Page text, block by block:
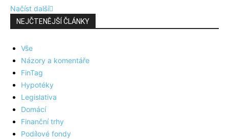
Načíst další
NEJČTENĚJŠÍ ČLÁNKY
Vše
Názory a komentáře
FinTag
Hypotéky
Legislativa
Domácí
Finanční trhy
Podílové fondy